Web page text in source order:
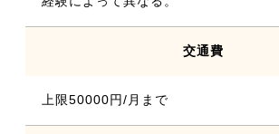
交通費
上限50000円/月まで